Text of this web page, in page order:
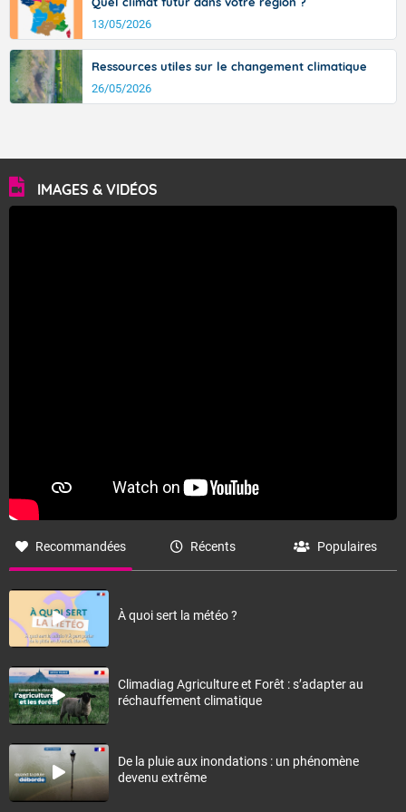
13/05/2026
Ressources utiles sur le changement climatique
26/05/2026
IMAGES & VIDÉOS
Recommandées Récents Populaires
À quoi sert la météo ?
Climadiag Agriculture et Forêt : s’adapter au
réchauffement climatique
De la pluie aux inondations : un phénomène
devenu extrême